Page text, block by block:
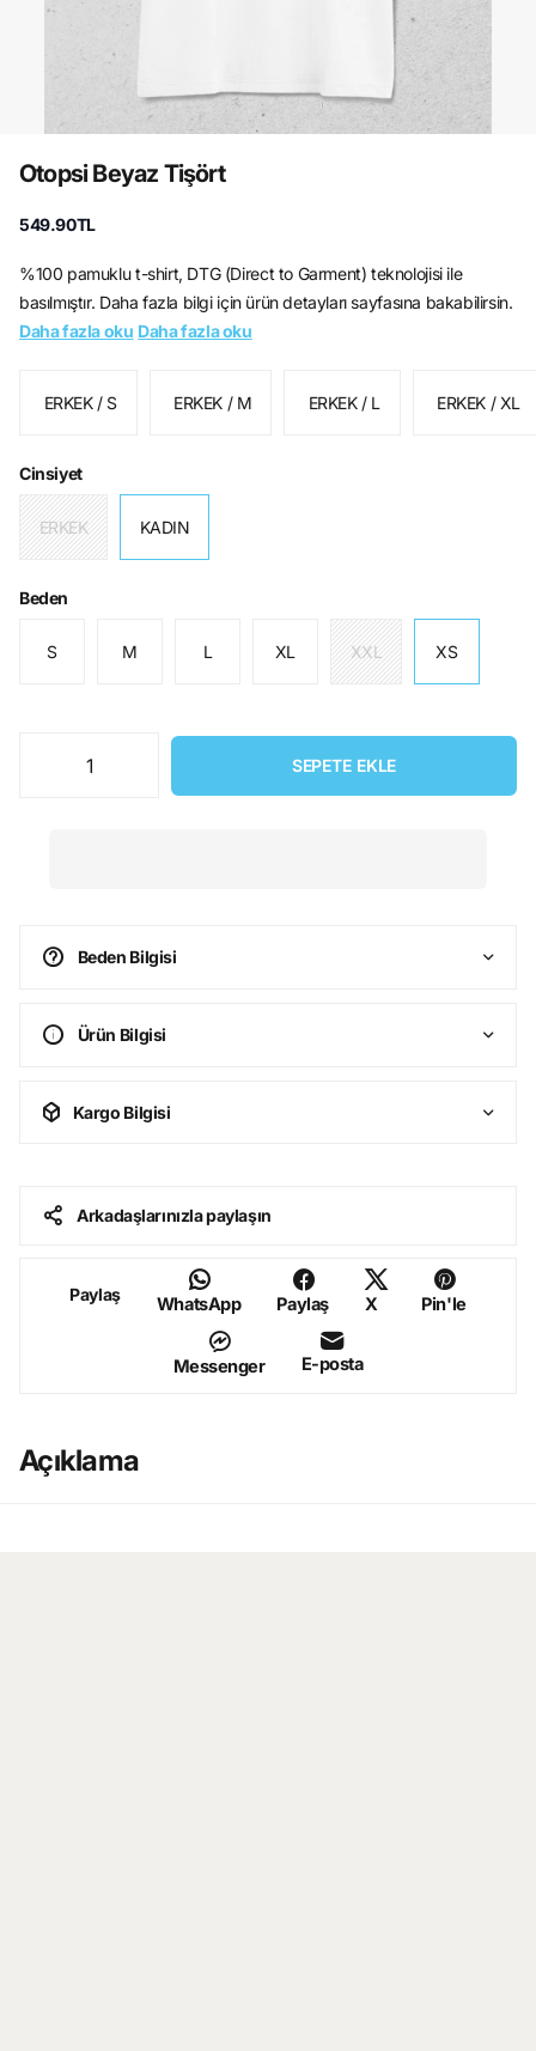
Otopsi Beyaz Tişört
549.90TL
%100 pamuklu t-shirt, DTG (Direct to Garment) teknolojisi ile
basılmıştır. Daha fazla bilgi için ürün detayları sayfasına bakabilirsin.
Daha fazla oku Daha fazla oku
ERKEK / S ERKEK / M ERKEK / L ERKEK / XL
Cinsiyet
ERKEK KADIN
Beden
S M L XL XXL XS
SEPETE EKLE
Beden Bilgisi
Ürün Bilgisi
Kargo Bilgisi
Arkadaşlarınızla paylaşın
Paylaş WhatsApp Paylaş X Pin'le
Messenger E-posta
Açıklama